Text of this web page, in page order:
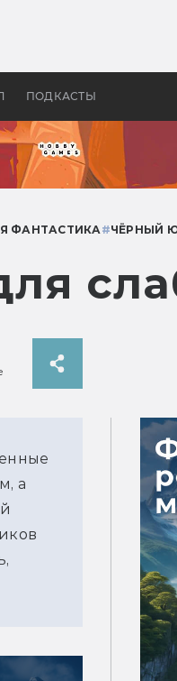
ПОДКАСТЫ
колец»
ФАНТАСТИКА#ЧЁРНЫЙ
а